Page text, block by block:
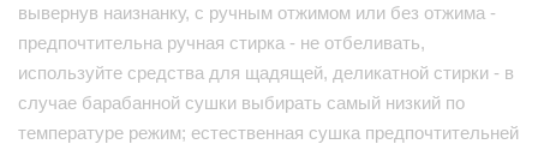
вывернув наизнанку, с ручным отжимом или без отжима -
предпочтительна ручная стирка - не отбеливать,
используйте средства для щадящей, деликатной стирки - в
случае барабанной сушки выбирать самый низкий по
температуре режим; естественная сушка предпочтительней